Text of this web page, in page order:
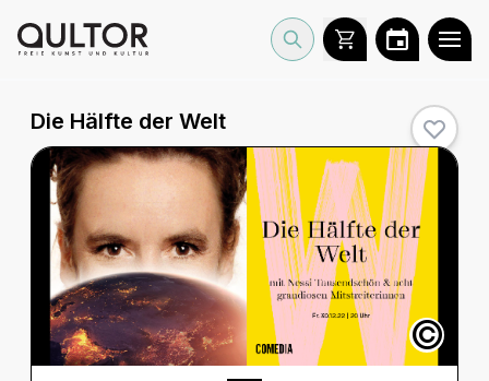
Die Hälfte der Welt
©